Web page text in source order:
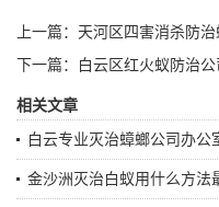
上一篇： 天河区四害消杀防治
下一篇：
白云区红火蚁防治
相关文章
白云专业灭治蟑螂公司办公
金沙洲灭治白蚁用什么方法